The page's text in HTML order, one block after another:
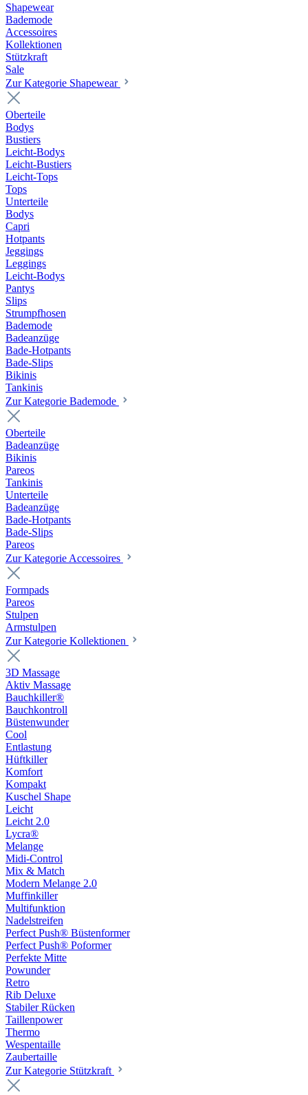
Shapewear
Bademode
Accessoires
Kollektionen
Stützkraft
Sale
Zur Kategorie Shapewear
Oberteile
Bodys
Bustiers
Leicht-Bodys
Leicht-Bustiers
Leicht-Tops
Tops
Unterteile
Bodys
Capri
Hotpants
Jeggings
Leggings
Leicht-Bodys
Pantys
Slips
Strumpfhosen
Bademode
Badeanzüge
Bade-Hotpants
Bade-Slips
Bikinis
Tankinis
Zur Kategorie Bademode
Oberteile
Badeanzüge
Bikinis
Pareos
Tankinis
Unterteile
Badeanzüge
Bade-Hotpants
Bade-Slips
Pareos
Zur Kategorie Accessoires
Formpads
Pareos
Stulpen
Armstulpen
Zur Kategorie Kollektionen
3D Massage
Aktiv Massage
Bauchkiller®
Bauchkontroll
Büstenwunder
Cool
Entlastung
Hüftkiller
Komfort
Kompakt
Kuschel Shape
Leicht
Leicht 2.0
Lycra®
Melange
Midi-Control
Mix & Match
Modern Melange 2.0
Muffinkiller
Multifunktion
Nadelstreifen
Perfect Push® Büstenformer
Perfect Push® Poformer
Perfekte Mitte
Powunder
Retro
Rib Deluxe
Stabiler Rücken
Taillenpower
Thermo
Wespentaille
Zaubertaille
Zur Kategorie Stützkraft